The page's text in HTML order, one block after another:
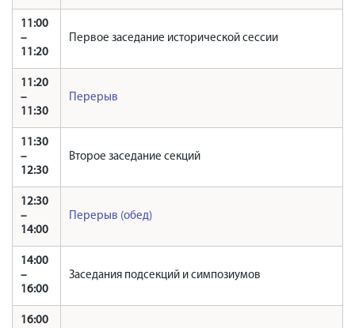
11:00
–
11:20
Первое заседание исторической сессии
11:20
–
11:30
Перерыв
11:30
–
12:30
Второе заседание секций
12:30
–
14:00
Перерыв (обед)
14:00
–
16:00
Заседания подсекций и симпозиумов
16:00